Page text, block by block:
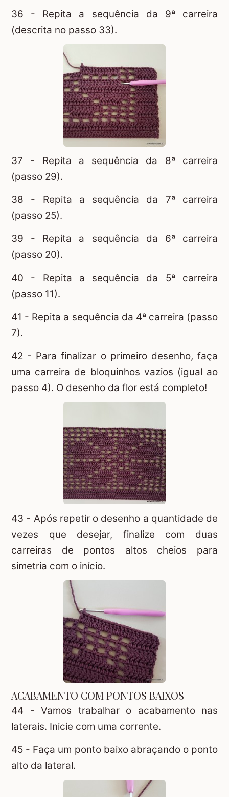
36 - Repita a sequência da 9ª carreira
(descrita no passo 33).
37 - Repita a sequência da 8ª carreira
(passo 29).
38 - Repita a sequência da 7ª carreira
(passo 25).
39 - Repita a sequência da 6ª carreira
(passo 20).
40 - Repita a sequência da 5ª carreira
(passo 11).
41 - Repita a sequência da 4ª carreira (passo
7).
42 - Para finalizar o primeiro desenho, faça
uma carreira de bloquinhos vazios (igual ao
passo 4). O desenho da flor está completo!
43 - Após repetir o desenho a quantidade de
vezes que desejar, finalize com duas
carreiras de pontos altos cheios para
simetria com o início.
ACABAMENTO COM PONTOS BAIXOS
44 - Vamos trabalhar o acabamento nas
laterais. Inicie com uma corrente.
45 - Faça um ponto baixo abraçando o ponto
alto da lateral.